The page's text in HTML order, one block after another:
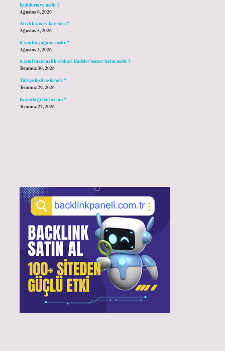
Kuluforniya nedir ?
Ağustos 6, 2026
Avcılık sınavı kaç soru ?
Ağustos 5, 2026
8. sınıfta yağmur nedir ?
Ağustos 3, 2026
6. sınıf matematik cebirsel ifadeler benzer terim nedir ?
Temmuz 30, 2026
Türkçe kedi ne demek ?
Temmuz 29, 2026
Koç erkeği flörtöz mü ?
Temmuz 27, 2026